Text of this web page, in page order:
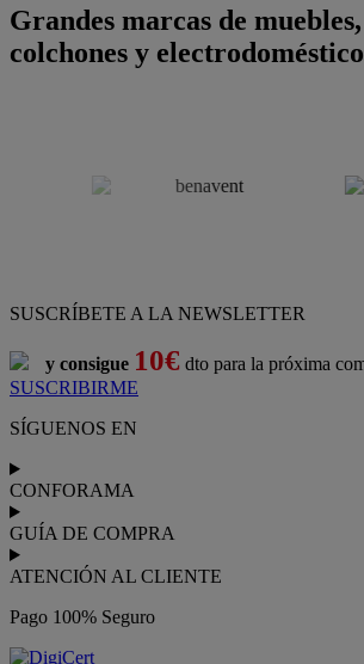
Grandes marcas de muebles,
colchones y
SUSCRÍBETE A LA NEWSLETTER
y consigue 10€ dto para la próxima
SUSCRIBIRME
SÍGUENOS EN
CONFORAMA
GUÍA DE COMPRA
ATENCIÓN AL CLIENTE
Pago 100% Seguro